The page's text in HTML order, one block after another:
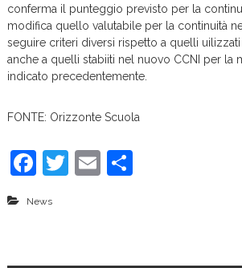
conferma il punteggio previsto per la
modifica quello valutabile per la continuità
seguire criteri diversi rispetto a quelli
anche a quelli stabiiti nel nuovo CCNI per la
indicato precedentemente.
FONTE: Orizzonte Scuola
F
c
T E C
News